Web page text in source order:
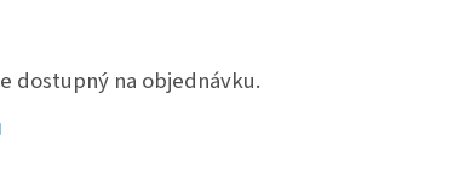
dostupný na objednávku.